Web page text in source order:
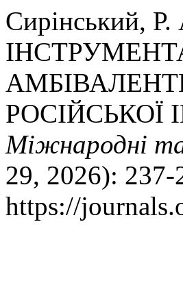
Сирінський,
РОСІЙСЬКОЇ
Міжнародні
29, 2026): 237-
https://